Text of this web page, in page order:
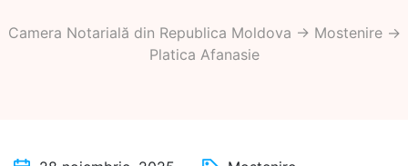
Camera Notarială din Republica Moldova -> Mostenire->
Platica Afanasie